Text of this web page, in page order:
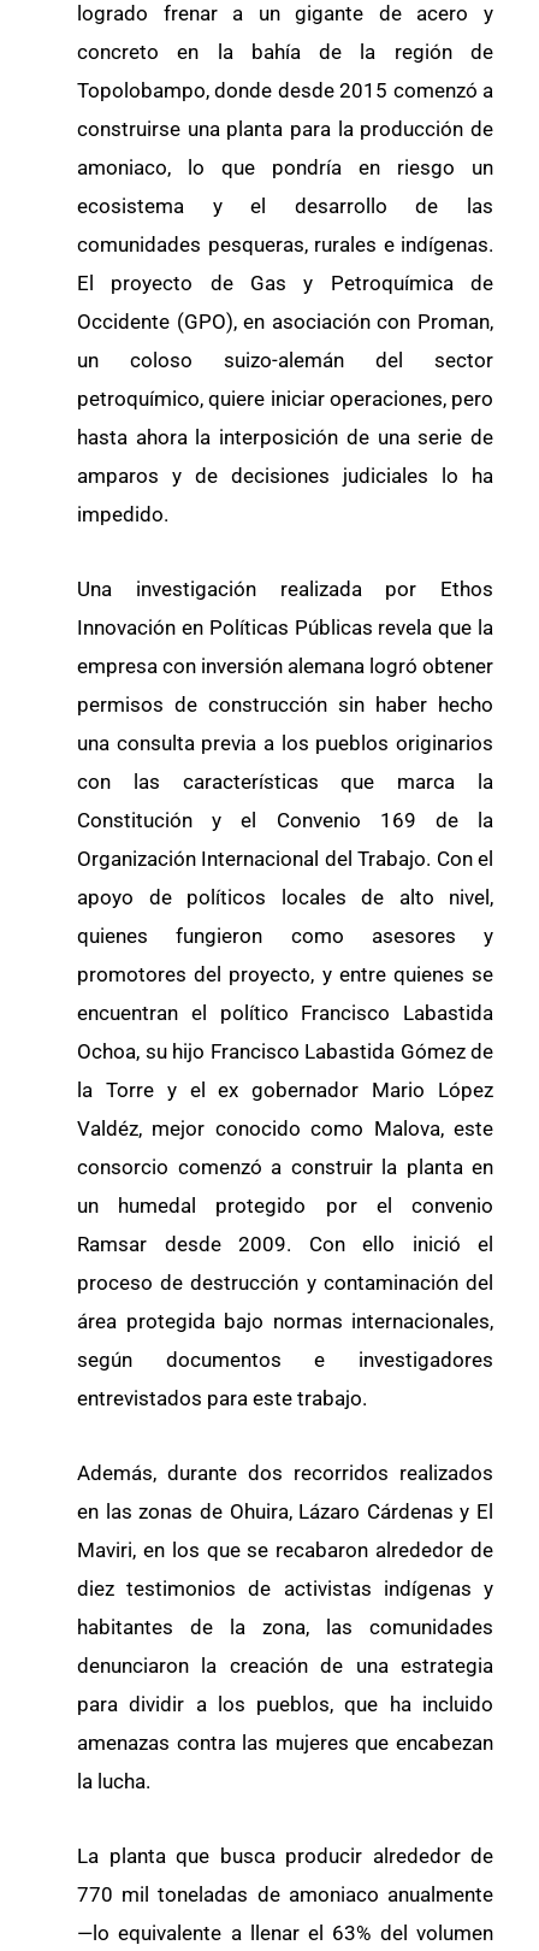
logrado frenar a un gigante de acero y
concreto en la bahía de la región de
Topolobampo, donde desde 2015 comenzó a
construirse una planta para la producción de
amoniaco, lo que pondría en riesgo un
ecosistema y el desarrollo de las
comunidades pesqueras, rurales e indígenas.
El proyecto de Gas y Petroquímica de
Occidente (GPO), en asociación con Proman,
un coloso suizo-alemán del sector
petroquímico, quiere iniciar operaciones, pero
hasta ahora la interposición de una serie de
amparos y de decisiones judiciales lo ha
impedido.
Una investigación realizada por Ethos
Innovación en Políticas Públicas revela que la
empresa con inversión alemana logró obtener
permisos de construcción sin haber hecho
una consulta previa a los pueblos originarios
con las características que marca la
Constitución y el Convenio 169 de la
Organización Internacional del Trabajo. Con el
apoyo de políticos locales de alto nivel,
quienes fungieron como asesores y
promotores del proyecto, y entre quienes se
encuentran el político Francisco Labastida
Ochoa, su hijo Francisco Labastida Gómez de
la Torre y el ex gobernador Mario López
Valdéz, mejor conocido como Malova, este
consorcio comenzó a construir la planta en
un humedal protegido por el convenio
Ramsar desde 2009. Con ello inició el
proceso de destrucción y contaminación del
área protegida bajo normas internacionales,
según documentos e investigadores
entrevistados para este trabajo.
Además, durante dos recorridos realizados
en las zonas de Ohuira, Lázaro Cárdenas y El
Maviri, en los que se recabaron alrededor de
diez testimonios de activistas indígenas y
habitantes de la zona, las comunidades
denunciaron la creación de una estrategia
para dividir a los pueblos, que ha incluido
amenazas contra las mujeres que encabezan
la lucha.
La planta que busca producir alrededor de
770 mil toneladas de amoniaco anualmente
—lo equivalente a llenar el 63% del volumen